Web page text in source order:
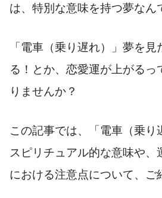
は、特別な意味を持つ夢なん
「電車（乗り遅れ）」夢を
る！とか、恋愛運が上がるっ
りませんか？
この記事では、「電車（乗り
スピリチュアル的な意味や、
における注意点について、ご